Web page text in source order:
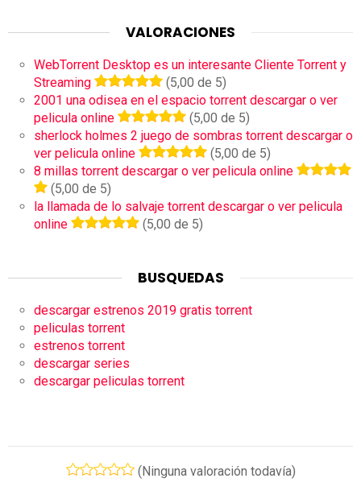
VALORACIONES
WebTorrent Desktop es un interesante Cliente Torrent y
Streaming
(5,00 de 5)
2001 una odisea en el espacio torrent descargar o ver
pelicula online
(5,00 de 5)
sherlock holmes 2 juego de sombras torrent descargar o
ver pelicula online
(5,00 de 5)
8 millas torrent descargar o ver pelicula online
(5,00 de 5)
la llamada de lo salvaje torrent descargar o ver pelicula
online
(5,00 de 5)
BUSQUEDAS
descargar estrenos 2019 gratis torrent
peliculas torrent
estrenos torrent
descargar series
descargar peliculas torrent
(Ninguna valoración todavía)